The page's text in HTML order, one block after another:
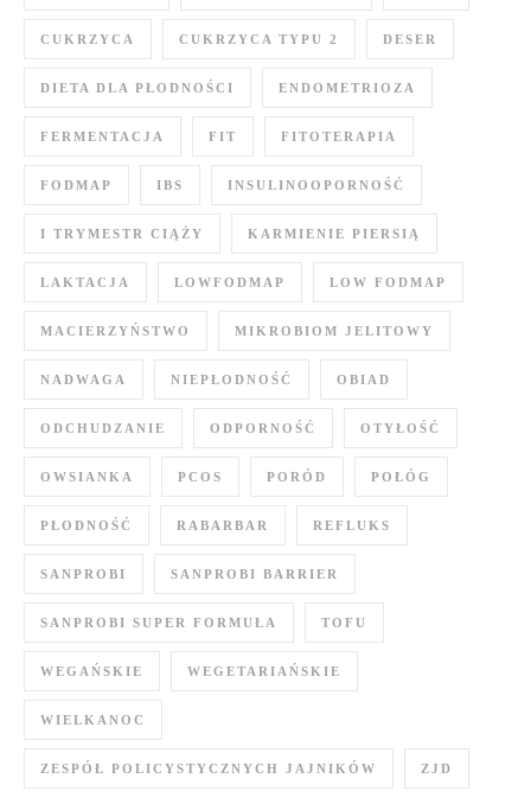
CUKRZYCA CUKRZYCA TYPU 2 DESER
DIETA DLA PŁODNOŚCI ENDOMETRIOZA
FERMENTACJA FIT FITOTERAPIA
FODMAP IBS INSULINOOPORNOŚĆ
I TRYMESTR CIĄŻY KARMIENIE PIERSIĄ
LAKTACJA LOWFODMAP LOW FODMAP
MACIERZYŃSTWO MIKROBIOM JELITOWY
NADWAGA NIEPŁODNOŚĆ OBIAD
ODCHUDZANIE ODPORNOŚĆ OTYŁOŚĆ
OWSIANKA PCOS PORÓD POŁÓG
PŁODNOŚĆ RABARBAR REFLUKS
SANPROBI SANPROBI BARRIER
SANPROBI SUPER FORMUŁA TOFU
WEGAŃSKIE WEGETARIAŃSKIE
WIELKANOC
ZESPÓŁ POLICYSTYCZNYCH JAJNIKÓW ZJD